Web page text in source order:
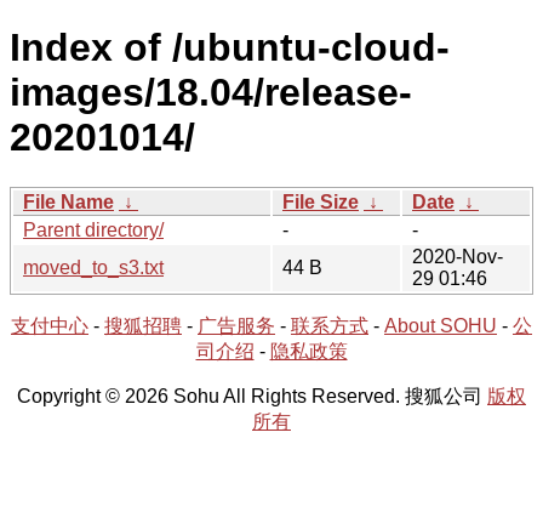
Index of /ubuntu-cloud-
images/18.04/release-
20201014/
File Name ↓ File Size ↓ Date ↓
Parent directory/
-
-
moved_to_s3.txt
44 B
2020-Nov-
29 01:46
支付中心 - 搜狐招聘 - 广告服务 - 联系方式 - About SOHU - 公
司介绍 - 隐私政策
Copyright © 2026 Sohu All Rights Reserved. 搜狐公司 版权
所有